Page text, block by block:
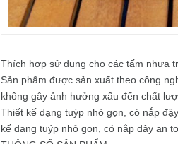
Thích hợp sử dụng cho các tấm nhựa
Sản phẩm được sản xuất theo công
không gây ảnh hưởng xấu đến chất
Thiết kế dạng tuýp nhỏ gọn, có nắp
kế dạng tuýp nhỏ gọn, có nắp đậy an